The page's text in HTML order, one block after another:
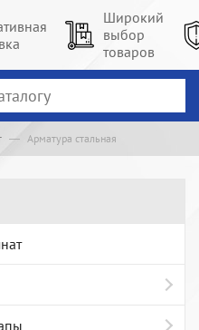
Широкий
выбор
товаров
Арматура стальная